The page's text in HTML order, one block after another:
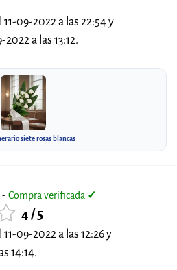
09-2022 a las 22:54 y
a las 13:12.
siete rosas blancas
- Compra verificada ✓
4 / 5
09-2022 a las 12:26 y
14:14.